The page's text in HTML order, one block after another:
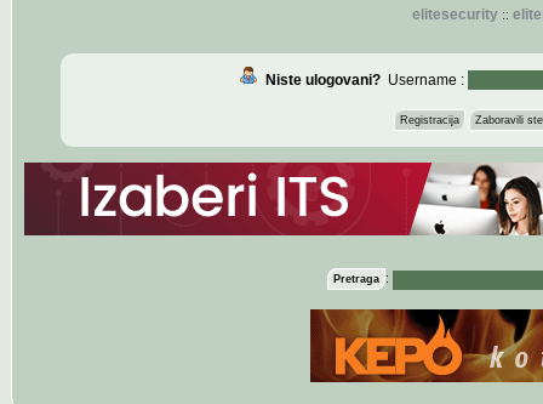
elitesecurity::
Niste ulogovani?Username :
Registracija Zaboravili
Pretraga :